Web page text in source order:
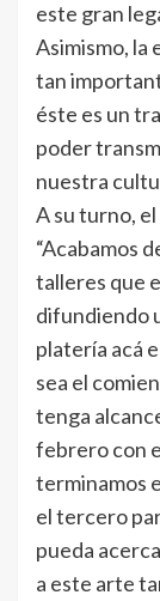
este gran
Asimismo, la
tan
éste es un
poder
nuestra
A su turno,
“Acabamos
talleres que
difundiendo
platería acá
sea el
tenga
febrero con
terminamos
el tercero
pueda
a este arte